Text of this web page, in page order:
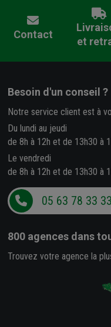
Contact
et
Besoin d'un conseil ?
Notre service client est à
Du lundi au jeudi
de 8h à 12h et de 13h30 à
Le vendredi
de 8h à 12h et de 13h30 à
05 63 78 33 33
800 agences dans
Trouvez votre agence la